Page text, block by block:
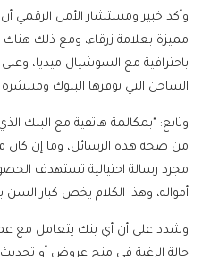
وأكد خبير ومستشار الأمن الرقمي
مميزة بعلامة زرقاء، ومع ذلك
باحترافية مع السوشيال ميديا،
الساخن التي توفرها البنوك
وتابع: "بمكالمة هاتفية مع البنك
من صحة هذه الرسائل، وما إن كان
مجرد رسالة احتيالية تستهدف
أمواله، وهذا الكلام يخص كبار السن
وشدد على أن أي بنك يتعامل مع
حالة الرغبة في منح عروض أو تحديث